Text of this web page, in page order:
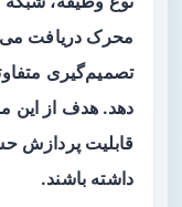
محرک دریافت
تصمیم‌گیری
دهد. هدف از این
قابلیت پردازش
داشته باشند.